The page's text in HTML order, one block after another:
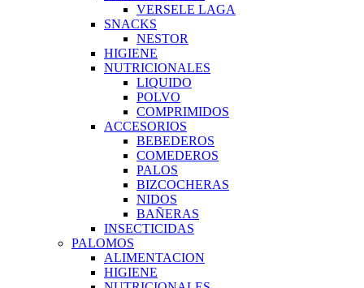
VERSELE LAGA
SNACKS
NESTOR
HIGIENE
NUTRICIONALES
LIQUIDO
POLVO
COMPRIMIDOS
ACCESORIOS
BEBEDEROS
COMEDEROS
PALOS
BIZCOCHERAS
NIDOS
BAÑERAS
INSECTICIDAS
PALOMOS
ALIMENTACION
HIGIENE